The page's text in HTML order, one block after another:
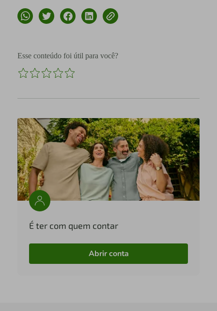
Esse conteúdo foi útil para você?
É ter com quem contar
Abrir conta